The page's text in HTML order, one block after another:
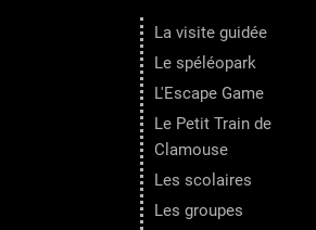
La visite guidée
Le spéléopark
L'Escape Game
Le Petit Train de
Clamouse
Les scolaires
Les groupes